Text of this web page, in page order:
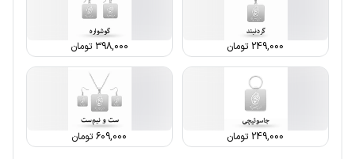
249,000 تومان 398,000 تومان
249,000 تومان 609,000تومان